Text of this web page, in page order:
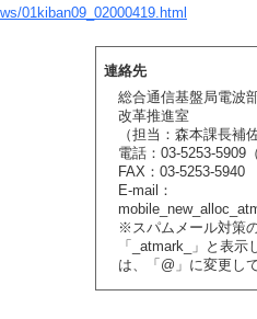
01kiban09_02000419.html
連絡先
総合通信基盤局電波
改革推進室
（担当：森本課長補
電話：03-5253-5909
FAX：03-5253-5940
E-mail：
※スパムメール対策
「_atmark_」と表
は、「@」に変更し